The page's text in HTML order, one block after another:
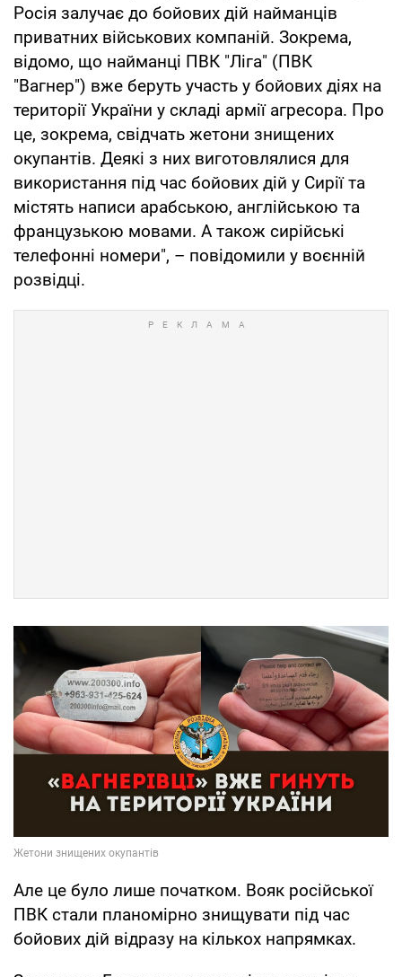
Росія залучає до бойових дій найманців
приватних військових компаній. Зокрема,
відомо, що найманці ПВК "Ліга" (ПВК
"Вагнер") вже беруть участь у бойових діях на
території України у складі армії агресора. Про
це, зокрема, свідчать жетони знищених
окупантів. Деякі з них виготовлялися для
використання під час бойових дій у Сирії та
містять написи арабською, англійською та
французькою мовами. А також сирійські
телефонні номери", – повідомили у воєнній
розвідці.
Але це було лише початком. Вояк російської
ПВК стали планомірно знищувати під час
бойових дій відразу на кількох напрямках.